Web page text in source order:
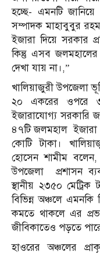
হচ্ছে- এমনটি
সম্পাদক মাহাবুবুর
ইজারা দিয়ে সরকার
কিন্তু এসব
দেখা যায় না।,”
খালিয়াজুরী উপজেলা
২০ একরের ওপরে
ইজারাযোগ্য সরকারি
৪৭টি জলমহাল ইজারা
কোটি টাকা।
হোসেন শামীম
উপজেলা প্রশাসন
স্থানীয় ২৩৫০ মেট্রিক
বিভিন্ন অঞ্চলে এমনকি
কমতে থাকলে এর
জীবিকাতেও পড়তে
হাওরের অঞ্চলের